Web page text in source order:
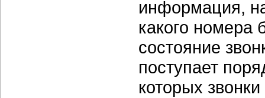
информация,
какого номера
состояние
поступает
которых